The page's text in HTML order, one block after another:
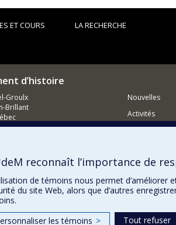
ET COURS LA RECHERCHE
d’histoire
Groulx
Brillant
Nouvelles
Activités
reconnaît l’importance de
de témoins nous permet
du site Web, alors que d’autres
les témoins > Tout refuser